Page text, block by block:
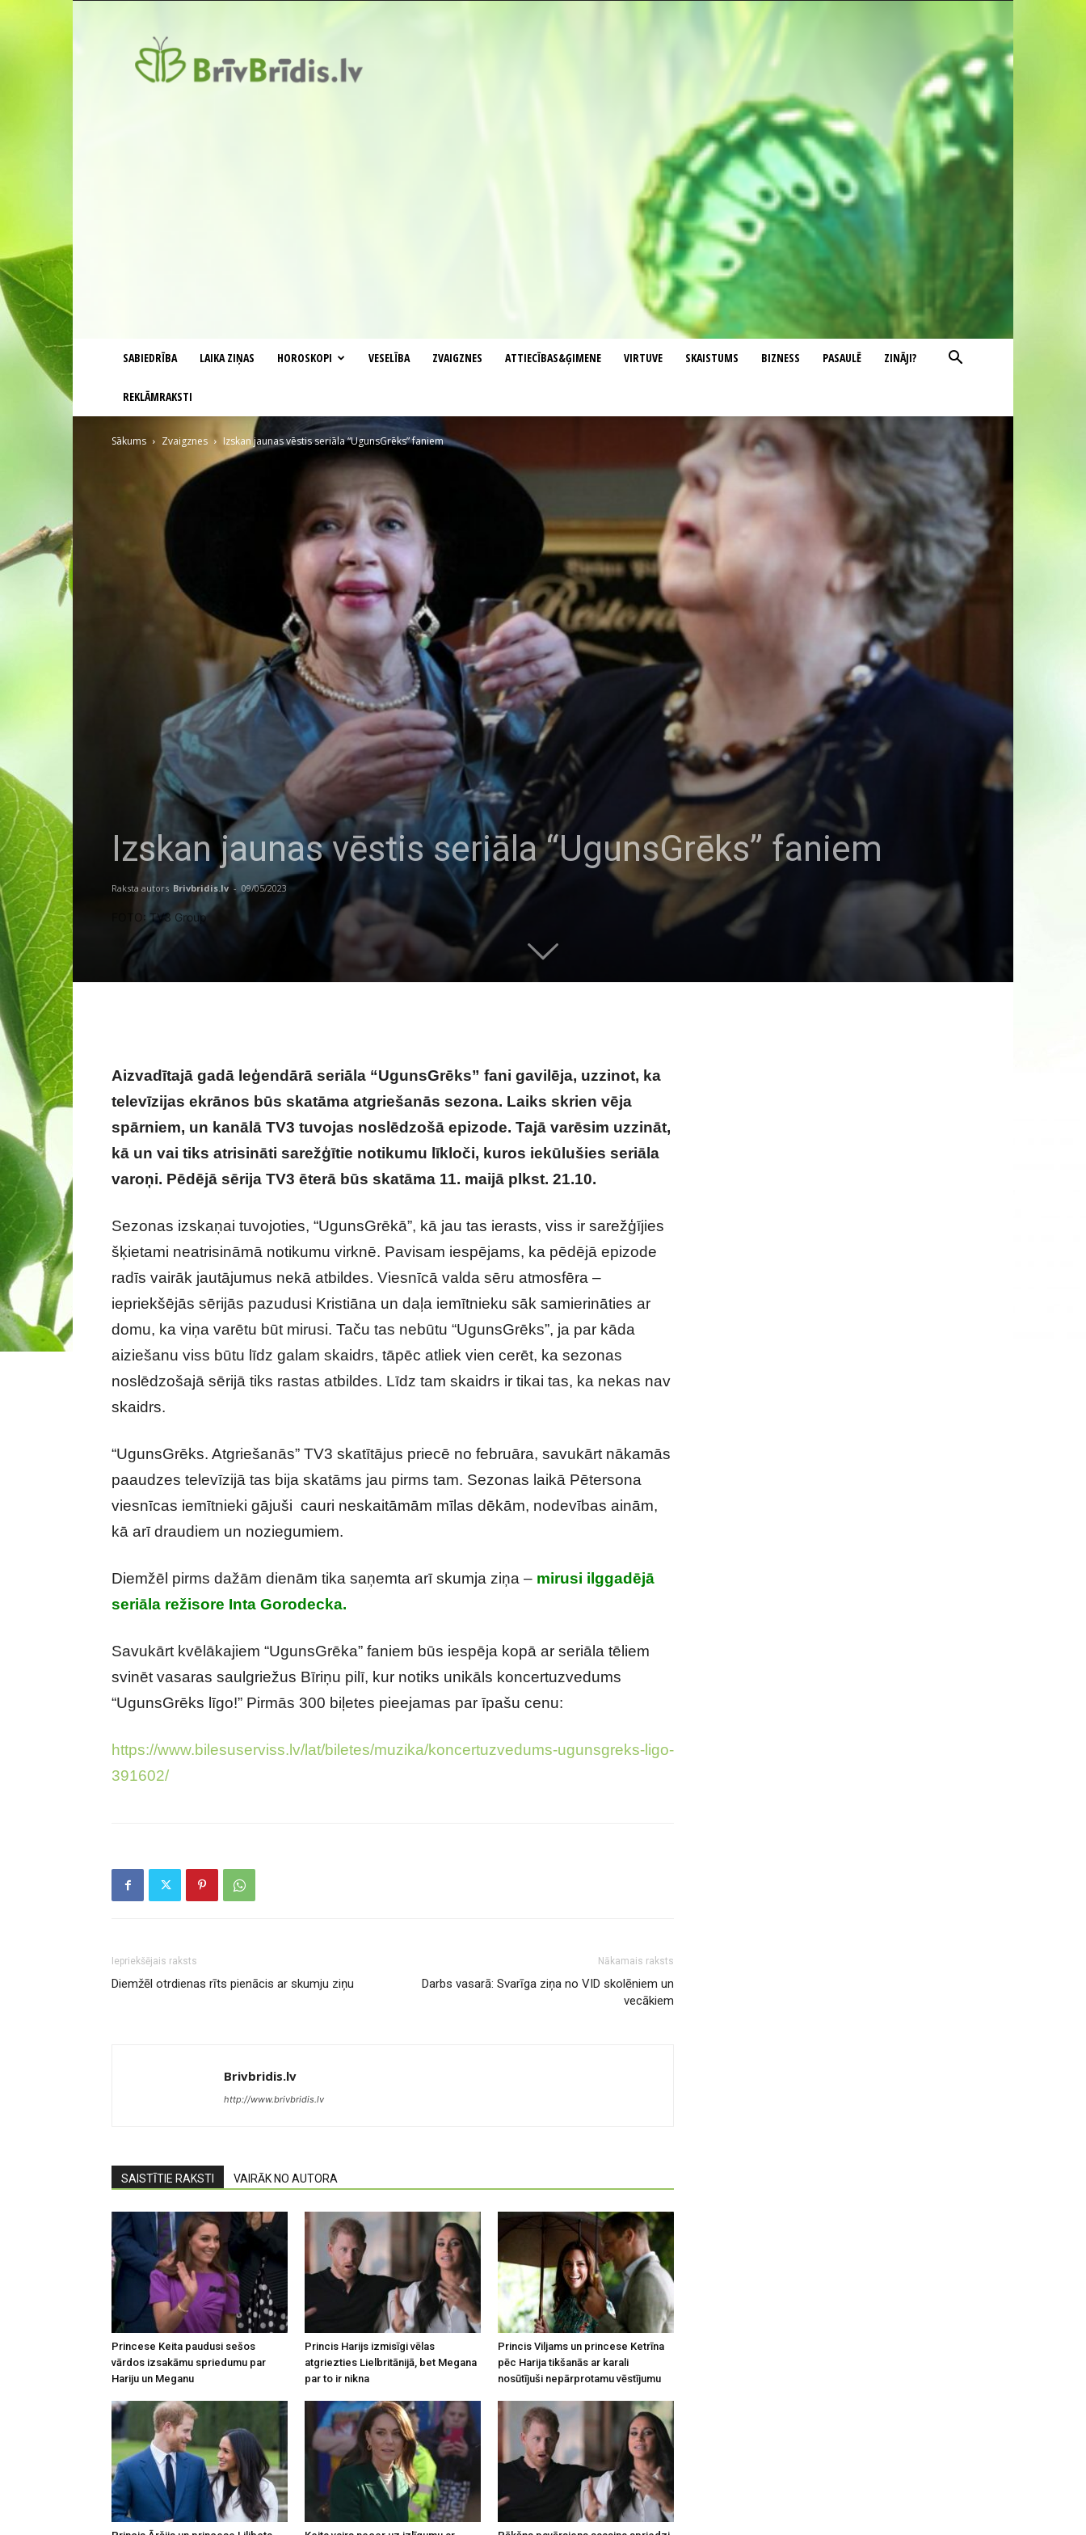
SABIEDRĪBA LAIKA ZIŅAS HOROSKOPI VESELĪBA ZVAIGZNES ATTIECĪBAS&ĢIMENE VIRTUVE SKAISTUMS BIZNESS PASAULĒ ZINĀJI?
REKLĀMRAKSTI
Sākums Zvaigznes Izskan jaunas vēstis seriāla “UgunsGrēks” faniem
Izskan jaunas vēstis seriāla “UgunsGrēks” faniem
Raksta autors Brivbridis.lv - 09/05/2023
FOTO: TV3 Group
Aizvadītajā gadā leģendārā seriāla “UgunsGrēks” fani gavilēja, uzzinot, ka
televīzijas ekrānos būs skatāma atgriešanās sezona. Laiks skrien vēja
spārniem, un kanālā TV3 tuvojas noslēdzošā epizode. Tajā varēsim uzzināt,
kā un vai tiks atrisināti sarežģītie notikumu līkloči, kuros iekūlušies seriāla
varoņi. Pēdējā sērija TV3 ēterā būs skatāma 11. maijā plkst. 21.10.
Sezonas izskaņai tuvojoties, “UgunsGrēkā”, kā jau tas ierasts, viss ir sarežģījies
šķietami neatrisināmā notikumu virknē. Pavisam iespējams, ka pēdējā epizode
radīs vairāk jautājumus nekā atbildes. Viesnīcā valda sēru atmosfēra –
iepriekšējās sērijās pazudusi Kristiāna un daļa iemītnieku sāk samierināties ar
domu, ka viņa varētu būt mirusi. Taču tas nebūtu “UgunsGrēks”, ja par kāda
aiziešanu viss būtu līdz galam skaidrs, tāpēc atliek vien cerēt, ka sezonas
noslēdzošajā sērijā tiks rastas atbildes. Līdz tam skaidrs ir tikai tas, ka nekas nav
skaidrs.
“UgunsGrēks. Atgriešanās” TV3 skatītājus priecē no februāra, savukārt nākamās
paaudzes televīzijā tas bija skatāms jau pirms tam. Sezonas laikā Pētersona
viesnīcas iemītnieki gājuši cauri neskaitāmām mīlas dēkām, nodevības ainām,
kā arī draudiem un noziegumiem.
Diemžēl pirms dažām dienām tika saņemta arī skumja ziņa – mirusi ilggadējā
seriāla režisore Inta Gorodecka.
Savukārt kvēlākajiem “UgunsGrēka” faniem būs iespēja kopā ar seriāla tēliem
svinēt vasaras saulgriežus Bīriņu pilī, kur notiks unikāls koncertuzvedums
“UgunsGrēks līgo!” Pirmās 300 biļetes pieejamas par īpašu cenu:
https://www.bilesuserviss.lv/lat/biletes/muzika/koncertuzvedums-ugunsgreks-ligo-
391602/
Iepriekšējais raksts
Diemžēl otrdienas rīts pienācis ar skumju ziņu
Nākamais raksts
Darbs vasarā: Svarīga ziņa no VID skolēniem un
vecākiem
Brivbridis.lv
http://www.brivbridis.lv
SAISTĪTIE RAKSTI VAIRĀK NO AUTORA
Princese Keita paudusi sešos
vārdos izsakāmu spriedumu par
Hariju un Meganu
Princis Harijs izmisīgi vēlas
atgriezties Lielbritānijā, bet Megana
par to ir nikna
Princis Viljams un princese Ketrīna
pēc Harija tikšanās ar karali
nosūtījuši nepārprotamu vēstījumu